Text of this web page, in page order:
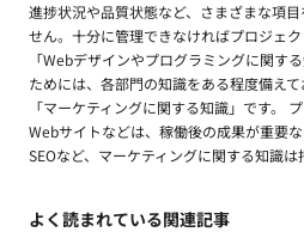
進捗状況や品質状態など、さまざまな項
せん。十分に管理できなければプロジェ
「Webデザインやプログラミングに関す
ためには、各部門の知識をある程度備え
「マーケティングに関する知識」です。
Webサイトなどは、稼働後の成果が重要な
SEOなど、マーケティングに関する知識は
よく読まれている関連記事